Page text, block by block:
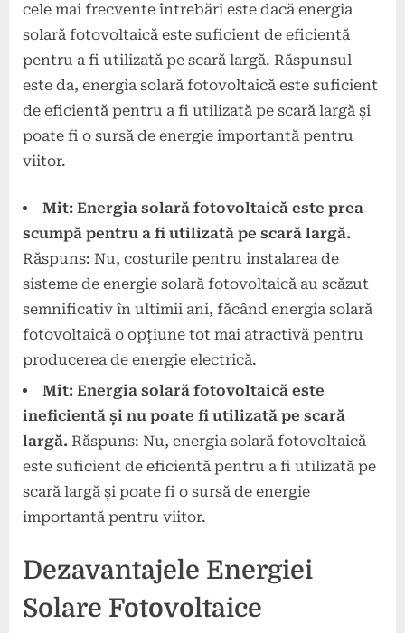
cele mai frecvente întrebări este dacă energia
solară fotovoltaică este suficient de eficientă
pentru a fi utilizată pe scară largă. Răspunsul
este da, energia solară fotovoltaică este suficient
de eficientă pentru a fi utilizată pe scară largă și
poate fi o sursă de energie importantă pentru
viitor.
Mit: Energia solară fotovoltaică este prea
scumpă pentru a fi utilizată pe scară largă.
Răspuns: Nu, costurile pentru instalarea de
sisteme de energie solară fotovoltaică au scăzut
semnificativ în ultimii ani, făcând energia solară
fotovoltaică o opțiune tot mai atractivă pentru
producerea de energie electrică.
Mit: Energia solară fotovoltaică este
ineficientă și nu poate fi utilizată pe scară
largă. Răspuns: Nu, energia solară fotovoltaică
este suficient de eficientă pentru a fi utilizată pe
scară largă și poate fi o sursă de energie
importantă pentru viitor.
Dezavantajele Energiei
Solare Fotovoltaice